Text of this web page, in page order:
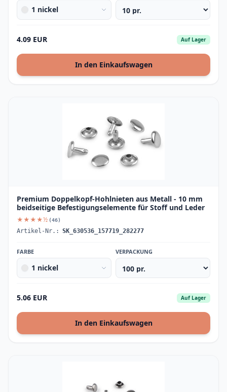
1 nickel
4.09 EUR Auf Lager
In den Einkaufswagen
Premium Doppelkopf-Hohlnieten aus Metall - 10 mm
beidseitige Befestigungselemente für Stoff und Leder
★★★★½ (46)
Artikel-Nr.: SK_630536_157719_282277
FARBE
1 nickel
VERPACKUNG
5.06 EUR Auf Lager
In den Einkaufswagen